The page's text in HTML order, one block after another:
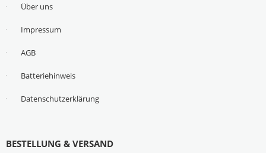
Über uns
Impressum
AGB
Batteriehinweis
Datenschutzerklärung
BESTELLUNG & VERSAND